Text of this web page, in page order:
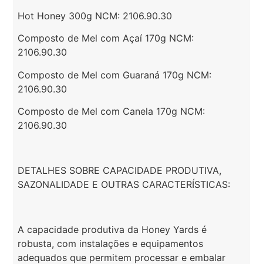
Hot Honey 300g NCM: 2106.90.30
Composto de Mel com Açaí 170g NCM:
2106.90.30
Composto de Mel com Guaraná 170g NCM:
2106.90.30
Composto de Mel com Canela 170g NCM:
2106.90.30
DETALHES SOBRE CAPACIDADE PRODUTIVA,
SAZONALIDADE E OUTRAS CARACTERÍSTICAS:
A capacidade produtiva da Honey Yards é
robusta, com instalações e equipamentos
adequados que permitem processar e embalar